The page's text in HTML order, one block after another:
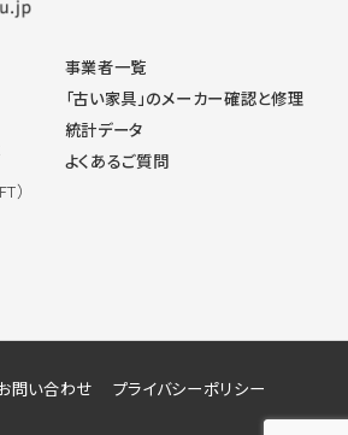
）
事業者一覧
「古い家具」のメーカー確認と修理
統計データ
よくあるご質問
問い合わせ
プライバシーポリシー